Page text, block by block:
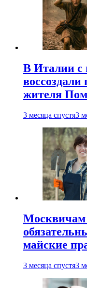
В Италии
воссоздали
жителя
3 месяца спустя3
Москвичам
майские
3 месяца спустя3